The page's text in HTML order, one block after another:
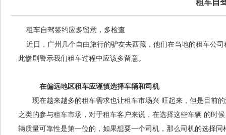
租车自
租车自驾签约应多留意，多检查
近日，广州几个自由旅行的驴友去西藏，他们在当地的租车公
此惨剧警示我们租车过程中应该多留意。
在偏远地区租车应谨慎选择车辆和司机
现在越来越多的租车需求也让租车市场兴 旺起来，但是目前
之类的参与租车市场，对于租车客户来说，在选择这些车辆 的时
辆质量可靠性是第一位的，如果想要一个司机，那么司机的选择